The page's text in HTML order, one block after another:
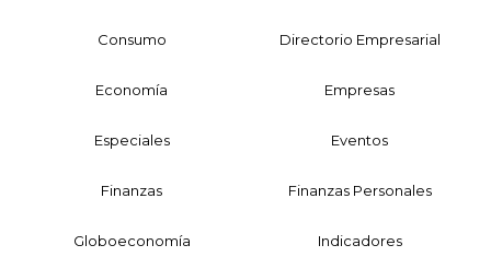
Consumo Directorio Empresarial
Economía Empresas
Especiales Eventos
Finanzas Finanzas Personales
Globoeconomía Indicadores